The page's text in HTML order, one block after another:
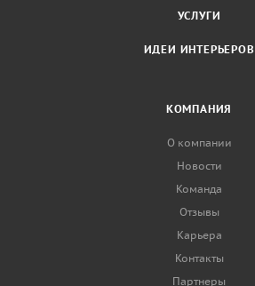
УСЛУГИ
ИДЕИ ИНТЕРЬЕРОВ
КОМПАНИЯ
О компании
Новости
Команда
Отзывы
Карьера
Контакты
Партнеры